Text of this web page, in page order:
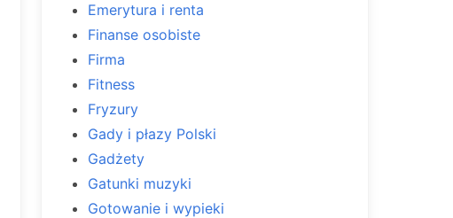
Emerytura i renta
Finanse osobiste
Firma
Fitness
Fryzury
Gady i płazy Polski
Gadżety
Gatunki muzyki
Gotowanie i wypieki